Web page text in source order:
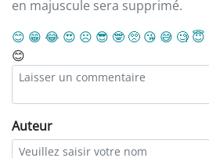
en majuscule sera supprimé.
😊 😁 😂 😍 ☹️ 😎 🤓 🥺 😘 😅 🧐 😇
😊
Auteur